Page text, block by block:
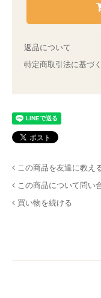
返品について
特定商取引法に基づ
この商品を友達に教え
この商品について問い
買い物を続ける